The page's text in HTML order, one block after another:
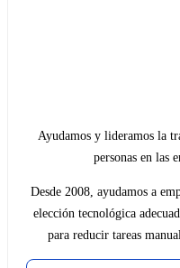
Ayudamos y lideramos la
personas en las
Desde 2008, ayudamos a
elección tecnológica
para reducir tareas